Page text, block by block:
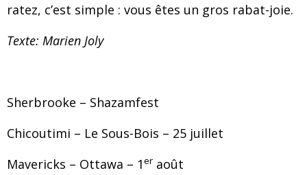
ratez, c’est simple : vous êtes un gros rabat-joie.
Texte: Marien Joly
Sherbrooke – Shazamfest
Chicoutimi – Le Sous-Bois – 25 juillet
Mavericks – Ottawa – 1er août